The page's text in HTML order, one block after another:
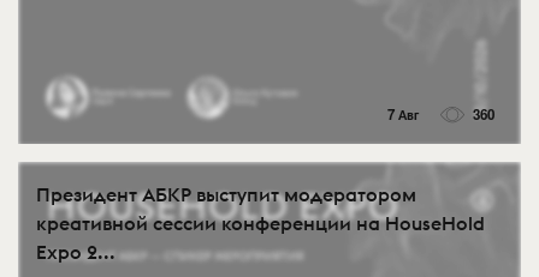
7 Авг 360
Президент АБКР выступит модератором
креативной сессии конференции на HouseHold
Expo 2...